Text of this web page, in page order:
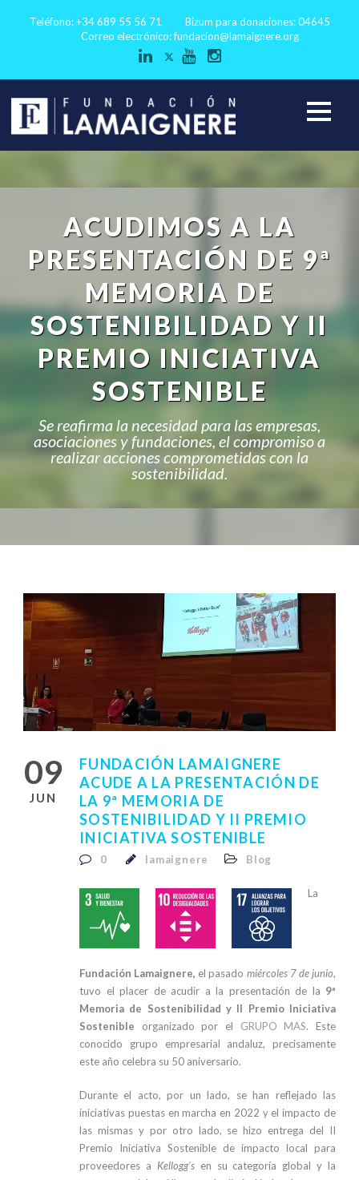
Teléfono: +34 689 55 56 71
Bizum para donaciones: 04645
Correo electrónico:fundacion@lamaignere.org
ACUDIMOS A LA
PRESENTACIÓN DE 9ª
MEMORIA DE
SOSTENIBILIDAD Y II
PREMIO INICIATIVA
SOSTENIBLE
Se reafirma la necesidad para las empresas,
asociaciones y fundaciones, el compromiso a
realizar acciones comprometidas con la
sostenibilidad.
09
JUN
FUNDACIÓN LAMAIGNERE
ACUDE A LA PRESENTACIÓN DE
LA 9ª MEMORIA DE
SOSTENIBILIDAD Y II PREMIO
INICIATIVA SOSTENIBLE
0 lamaignere Blog
La
Fundación Lamaignere, el pasado miércoles 7 de junio,
tuvo el placer de acudir a la presentación de la 9ª
Memoria de Sostenibilidad y II Premio Iniciativa
Sostenible organizado por el GRUPO MAS. Este
conocido grupo empresarial andaluz, precisamente
este año celebra su 50 aniversario.
Durante el acto, por un lado, se han reflejado las
iniciativas puestas en marcha en 2022 y el impacto de
las mismas y por otro lado, se hizo entrega del II
Premio Iniciativa Sostenible de impacto local para
proveedores a Kellogg’sen su categoría global y la